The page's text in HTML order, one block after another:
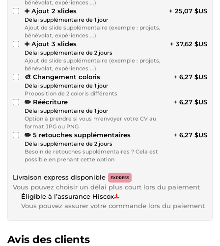
bénévolat, expériences ...)
➕ Ajout 2 slides
Délai supplémentaire de 1 jour
Ajout de slide supplémentaire (exemple : projets,
bénévolat, expériences ...)
+ 25,07 $US
➕ Ajout 3 slides
Délai supplémentaire de 2 jours
Ajout de slide supplémentaire (exemple : projets,
bénévolat, expériences ...)
+ 37,62 $US
🎨 Changement coloris
Délai supplémentaire de 1 jour
Proposition de 2 coloris différents
+ 6,27 $US
✏️ Réécriture
Délai supplémentaire de 1 jour
Option à prendre si vous m'envoyer votre CV au
format JPG ou PNG
+ 6,27 $US
✏️ 5 retouches supplémentaires
Délai supplémentaire de 2 jours
Besoin de retouches supplémentaires ? Cela est
possible en prenant cette option
+ 6,27 $US
Livraison express disponible EXPRESS
Vous pouvez choisir un délai plus court lors du paiement
Éligible à l’assurance Hiscox
Vous pouvez assurer votre commande lors du paiement
Avis des clients